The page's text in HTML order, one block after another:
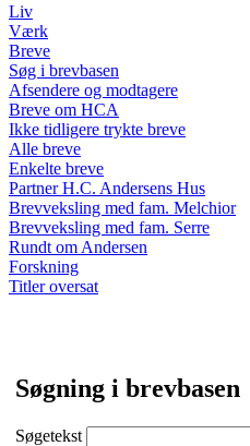
Liv
Værk
Breve
Søg i brevbasen
Afsendere og modtagere
Breve om HCA
Ikke tidligere trykte breve
Alle breve
Enkelte breve
Partner H.C. Andersens Hus
Brevveksling med fam. Melchior
Brevveksling med fam. Serre
Rundt om Andersen
Forskning
Titler oversat
Søgning i brevbasen
Søgetekst